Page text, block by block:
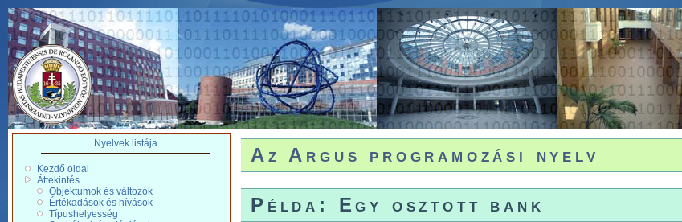
Nyelvek listája
Kezdő oldal
Áttekintés
Objektumok és változók
Értékadások és hívások
Típushelyesség
Az Argus programozási nyelv
Példa: Egy osztott bank